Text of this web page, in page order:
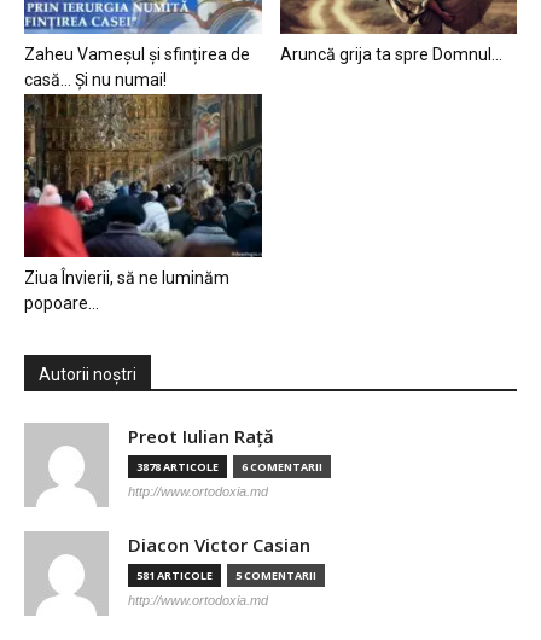
Zaheu Vameșul și sfințirea de
casă… Și nu numai!
Aruncă grija ta spre Domnul…
Ziua Învierii, să ne luminăm
popoare…
Autorii noștri
Preot Iulian Raţă
3878 ARTICOLE 6 COMENTARII
http://www.ortodoxia.md
Diacon Victor Casian
581 ARTICOLE 5 COMENTARII
http://www.ortodoxia.md